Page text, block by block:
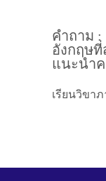
คำถาม :
อังกฤษ
แนะนำ
เรียนวิขา